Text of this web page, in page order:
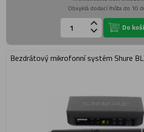
Obvyklá dodací lhůta do 10
Do
Bezdrátový mikrofonní systém Shure